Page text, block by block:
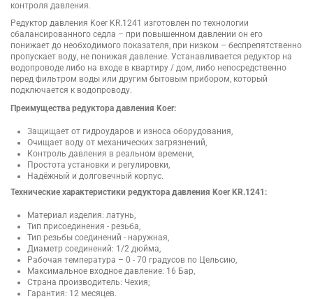
контроля давления.
Редуктор давления Koer KR.1241 изготовлен по технологии
сбалансированного седла – при повышенном давлении он его
понижает до необходимого показателя, при низком – беспрепятственно
пропускает воду, не понижая давление. Устанавливается редуктор на
водопроводе либо на входе в квартиру / дом, либо непосредственно
перед фильтром воды или другим бытовым прибором, который
подключается к водопроводу.
Преимущества редуктора давления Koer:
Защищает от гидроударов и износа оборудования,
Очищает воду от механических загрязнений,
Контроль давления в реальном времени,
Простота установки и регулировки,
Надёжный и долговечный корпус.
Технические характеристики редуктора давления Koer KR.1241:
Материал изделия: латунь,
Тип присоединения - резьба,
Тип резьбы соединений - наружная,
Диаметр соединений: 1/2 дюйма,
Рабочая температура – 0 - 70 градусов по Цельсию,
Максимальное входное давление: 16 Бар,
Страна производитель: Чехия;
Гарантия: 12 месяцев.